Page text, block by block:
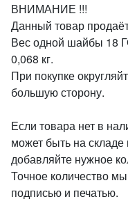
ВНИМАНИЕ !!!
Данный товар
Вес одной шайбы 18
0,068 кг.
При покупке
большую сторону.
Если товара нет в
может быть на
добавляйте нужное
Точное количество
подписью и печатью.